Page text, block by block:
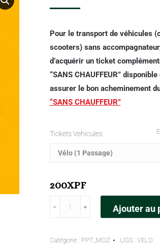
Pour le transport de véhicules
scooters) sans
d’acquérir un ticket
“SANS CHAUFFEUR”
assurer le bon acheminement
“SANS CHAUFFEUR”
Tickets Vehicules
200XPF
﹣ ﹢ Ajouter au
Catégorie : PPT_MOZ UGS : VELO